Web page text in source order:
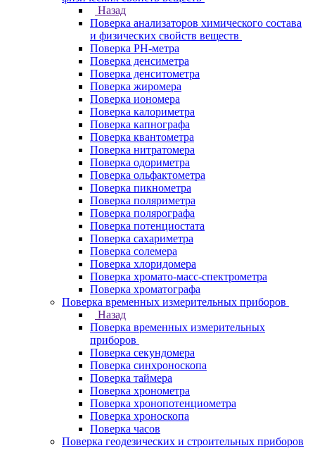
Назад
Поверка анализаторов химического состава
и физических свойств веществ
Поверка PH-метра
Поверка денсиметра
Поверка денситометра
Поверка жиромера
Поверка иономера
Поверка калориметра
Поверка капнографа
Поверка квантометра
Поверка нитратомера
Поверка одориметра
Поверка ольфактометра
Поверка пикнометра
Поверка поляриметра
Поверка полярографа
Поверка потенциостата
Поверка сахариметра
Поверка солемера
Поверка хлоридомера
Поверка хромато-масс-спектрометра
Поверка хроматографа
Поверка временных измерительных приборов
Назад
Поверка временных измерительных
приборов
Поверка секундомера
Поверка синхроноскопа
Поверка таймера
Поверка хронометра
Поверка хронопотенциометра
Поверка хроноскопа
Поверка часов
Поверка геодезических и строительных приборов